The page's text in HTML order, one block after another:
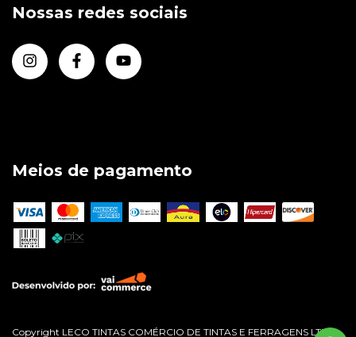
Nossas redes sociais
Meios de pagamento
Copyright LECO TINTAS COMÉRCIO DE TINTAS E FERRAGENS LTDA -